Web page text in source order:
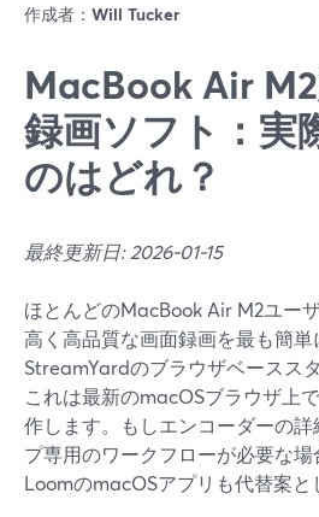
作成者： Will Tucker
MacBook Air
録画ソフト：実
のはどれ？
最終更新日: 2026-01-15
ほとんどのMacBook Air M2ユー
高く高品質な画面録画を最も簡単
StreamYardのブラウザベースス
これは最新のmacOSブラウザ上
作します。もしエンコーダーの
プ専用のワークフローが必要な
LoomのmacOSアプリも代替案と